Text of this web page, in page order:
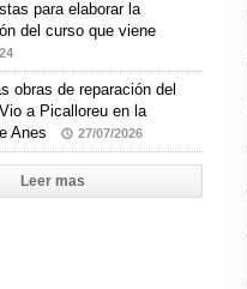
para elaborar la
del curso que viene
obras de reparación del
a Picalloreu en la
Anes
27/07/2026
Leer mas